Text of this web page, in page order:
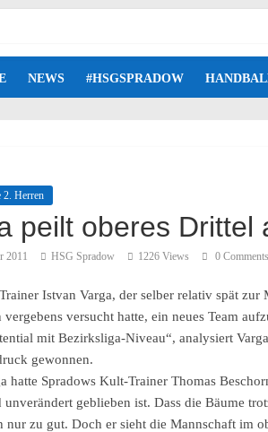
NEWS #HSGSPRADOW
2. Herren
peilt oberes Drittel
2011 HSG Spradow 1226 Views 0 Comments
Istvan Varga, der selber relativ spät
vergebens versucht hatte, ein neues Team
mit Bezirksliga-Niveau“, analysiert
gewonnen.
hatte Spradows Kult-Trainer Thomas
unverändert geblieben ist. Dass die Bäume
nur zu gut. Doch er sieht die Mannschaft im